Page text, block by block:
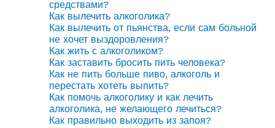
средствами?
Как вылечить алкоголика?
Как вылечить от пьянства, если сам больной
не хочет выздоровления?
Как жить с алкоголиком?
Как заставить бросить пить человека?
Как не пить больше пиво, алкоголь и
перестать хотеть выпить?
Как помочь алкоголику и как лечить
алкоголика, не желающего лечиться?
Как правильно выходить из запоя?